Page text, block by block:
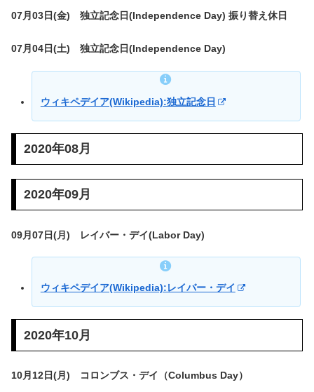
07月03日(金) 独立記念日(Independence Day) 振り替え休日
07月04日(土) 独立記念日(Independence Day)
ウィキペデイア(Wikipedia):独立記念日
2020年08月
2020年09月
09月07日(月) レイバー・デイ(Labor Day)
ウィキペデイア(Wikipedia):レイバー・デイ
2020年10月
10月12日(月) コロンブス・デイ（Columbus Day）